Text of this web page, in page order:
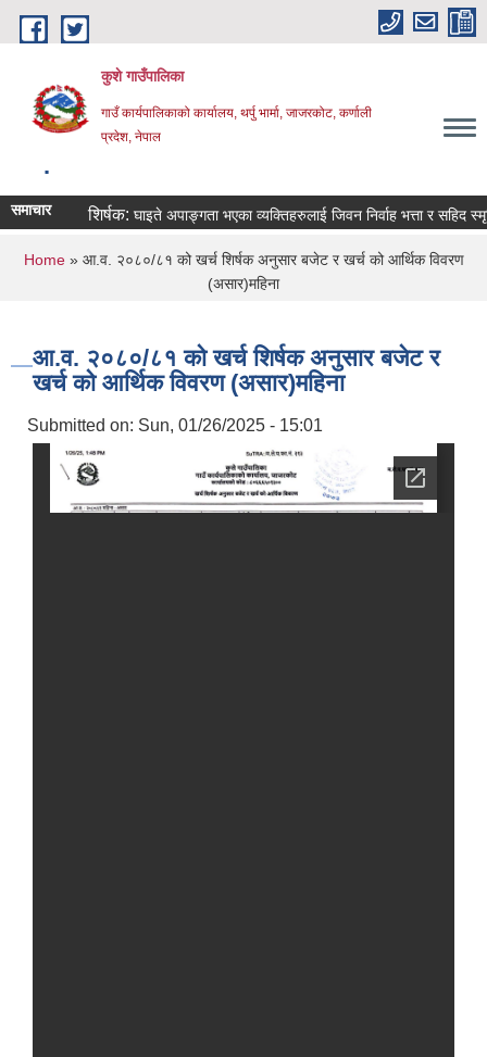
Skip to main content
कुशे गाउँपालिका
गाउँ कार्यपालिकाको कार्यालय, थर्पु भार्मा, जाजरकोट, कर्णाली
प्रदेश, नेपाल
.
समाचारशिर्षक:घाइते अपाङ्गता भएका व्यक्तिहरुलाई जिवन निर्वाह भत्ता र सहिद स्मृति
You are here
Home» आ.व. २०८०/८१ को खर्च शिर्षक अनुसार बजेट र खर्च को आर्थिक विवरण
(असार)महिना
आ.व. २०८०/८१ को खर्च शिर्षक अनुसार बजेट र
खर्च को आर्थिक विवरण (असार)महिना
Submitted on: Sun, 01/26/2025 - 15:01